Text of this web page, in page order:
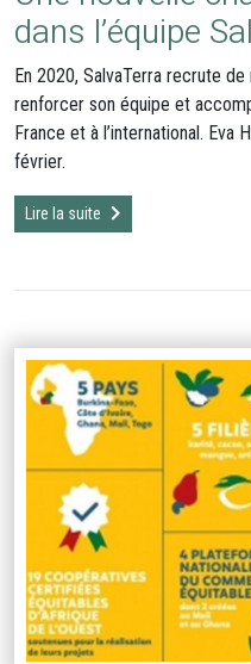
dans l’équipe
En 2020, SalvaTerra recrute
renforcer son équipe et
France et à l’international. Eva
février.
Lire la suite